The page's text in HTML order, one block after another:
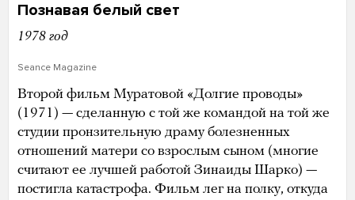
Познавая белый свет
1978 год
Seance Magazine
Второй фильм Муратовой «Долгие проводы»
(1971) — сделанную с той же командой на той же
студии пронзительную драму болезненных
отношений матери со взрослым сыном (многие
считают ее лучшей работой Зинаиды Шарко) —
постигла катастрофа. Фильм лег на полку, откуда